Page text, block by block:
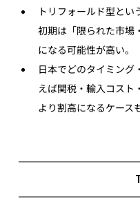
トリフォールド型とい
初期は「限られた市場
になる可能性が高い。
日本でどのタイミング
えば関税・輸入コスト
より割高になるケース